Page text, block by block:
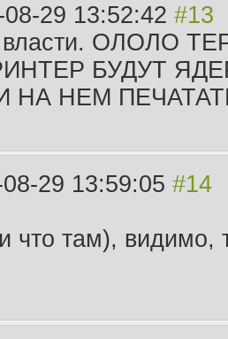
08-29 13:52:42
власти. ОЛОЛО
БУДУТ
НА НЕМ
29 13:59:05
что там), видимо,